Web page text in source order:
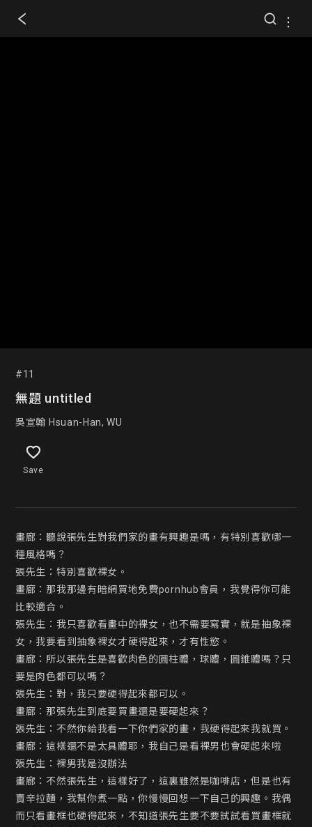
#11
無題 untitled
吳宣翰 Hsuan-Han, WU
Save
畫廊：聽說張先生對我們家的畫有興趣是嗎，有特別喜歡哪一
種風格嗎？
張先生：特別喜歡裸女。
畫廊：那我那邊有暗網買地免費pornhub會員，我覺得你可能
比較適合。
張先生：我只喜歡看畫中的裸女，也不需要寫實，就是抽象裸
女，我要看到抽象裸女才硬得起來，才有性慾。
畫廊：所以張先生是喜歡肉色的圓柱體，球體，圓錐體嗎？只
要是肉色都可以嗎？
張先生：對，我只要硬得起來都可以。
畫廊：那張先生到底要買畫還是要硬起來？
張先生：不然你給我看一下你們家的畫，我硬得起來我就買。
畫廊：這樣還不是太具體耶，我自己是看裸男也會硬起來啦
張先生：裸男我是沒辦法
畫廊：不然張先生，這樣好了，這裏雖然是咖啡店，但是也有
賣辛拉麵，我幫你煮一點，你慢慢回想一下自己的興趣。我偶
而只看畫框也硬得起來，不知道張先生要不要試試看買畫框就